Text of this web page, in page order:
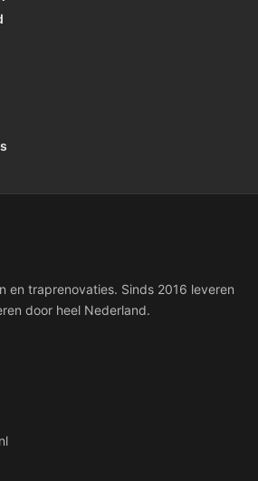
en traprenovaties. Sinds 2016 leveren
door heel Nederland.